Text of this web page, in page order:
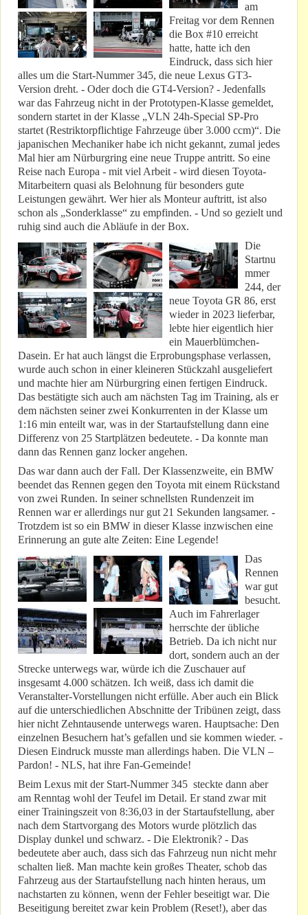
am
Freitag vor dem Rennen
die Box #10 erreicht
hatte, hatte ich den
Eindruck, dass sich hier
alles um die Start-Nummer 345, die neue Lexus GT3-
Version dreht. - Oder doch die GT4-Version? - Jedenfalls
war das Fahrzeug nicht in der Prototypen-Klasse gemeldet,
sondern startet in der Klasse „VLN 24h-Special SP-Pro
startet (Restriktorpflichtige Fahrzeuge über 3.000 ccm)“. Die
japanischen Mechaniker habe ich nicht gekannt, zumal jedes
Mal hier am Nürburgring eine neue Truppe antritt. So eine
Reise nach Europa - mit viel Arbeit - wird diesen Toyota-
Mitarbeitern quasi als Belohnung für besonders gute
Leistungen gewährt. Wer hier als Monteur auftritt, ist also
schon als „Sonderklasse“ zu empfinden. - Und so gezielt und
ruhig sind auch die Abläufe in der Box.
Die
Startnu
mmer
244, der
neue Toyota GR 86, erst
wieder in 2023 lieferbar,
lebte hier eigentlich hier
ein Mauerblümchen-
Dasein. Er hat auch längst die Erprobungsphase verlassen,
wurde auch schon in einer kleineren Stückzahl ausgeliefert
und machte hier am Nürburgring einen fertigen Eindruck.
Das bestätigte sich auch am nächsten Tag im Training, als er
dem nächsten seiner zwei Konkurrenten in der Klasse um
1:16 min enteilt war, was in der Startaufstellung dann eine
Differenz von 25 Startplätzen bedeutete. - Da konnte man
dann das Rennen ganz locker angehen.
Das war dann auch der Fall. Der Klassenzweite, ein BMW
beendet das Rennen gegen den Toyota mit einem Rückstand
von zwei Runden. In seiner schnellsten Rundenzeit im
Rennen war er allerdings nur gut 21 Sekunden langsamer. -
Trotzdem ist so ein BMW in dieser Klasse inzwischen eine
Erinnerung an gute alte Zeiten: Eine Legende!
Das
Rennen
war gut
besucht.
Auch im Fahrerlager
herrschte der übliche
Betrieb. Da ich nicht nur
dort, sondern auch an der
Strecke unterwegs war, würde ich die Zuschauer auf
insgesamt 4.000 schätzen. Ich weiß, dass ich damit die
Veranstalter-Vorstellungen nicht erfülle. Aber auch ein Blick
auf die unterschiedlichen Abschnitte der Tribünen zeigt, dass
hier nicht Zehntausende unterwegs waren. Hauptsache: Den
einzelnen Besuchern hat’s gefallen und sie kommen wieder. -
Diesen Eindruck musste man allerdings haben. Die VLN –
Pardon! - NLS, hat ihre Fan-Gemeinde!
Beim Lexus mit der Start-Nummer 345 steckte dann aber
am Renntag wohl der Teufel im Detail. Er stand zwar mit
einer Trainingszeit von 8:36,03 in der Startaufstellung, aber
nach dem Startvorgang des Motors wurde plötzlich das
Display dunkel und schwarz. - Die Elektronik? - Das
bedeutete aber auch, dass sich das Fahrzeug nun nicht mehr
schalten ließ. Man machte kein großes Theater, schob das
Fahrzeug aus der Startaufstellung nach hinten heraus, um
nachstarten zu können, wenn der Fehler beseitigt war. Die
Beseitigung bereitet zwar kein Problem (Reset!), aber das